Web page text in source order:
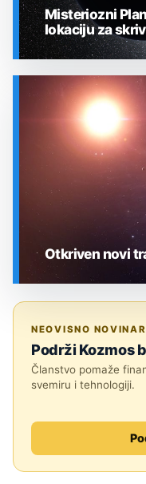
SVEMIR
Misteriozni
lokaciju za
Otkriven novi
NEOVISNO
Podrži Kozmos
Članstvo pomaže
svemiru i tehnologiji.